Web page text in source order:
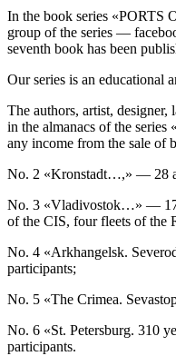
In the book series
group of the series —
seventh book has been
Our series is an educational
The authors, artist, designer,
in the almanacs of the
any income from the sale of
No. 2 «Kronstadt…,» — 28
No. 3 «Vladivostok…» — 17
of the CIS, four fleets of the
No. 4 «Arkhangelsk.
participants;
No. 5 «The Crimea.
No. 6 «St. Petersburg. 310
participants.